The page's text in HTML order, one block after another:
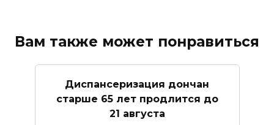
Вам также может понравиться
Диспансеризация дончан
старше 65 лет продлится до
21 августа